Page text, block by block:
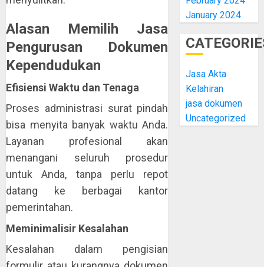
Alasan Memilih Jasa
Pengurusan Dokumen
Kependudukan
Efisiensi Waktu dan Tenaga
Proses administrasi surat pindah
bisa menyita banyak waktu Anda.
Layanan profesional akan
menangani seluruh prosedur
untuk Anda, tanpa perlu repot
datang ke berbagai kantor
pemerintahan.
Meminimalisir Kesalahan
Kesalahan dalam pengisian
January 2024
Jasa Akta
Kelahiran
jasa dokumen
Uncategorized